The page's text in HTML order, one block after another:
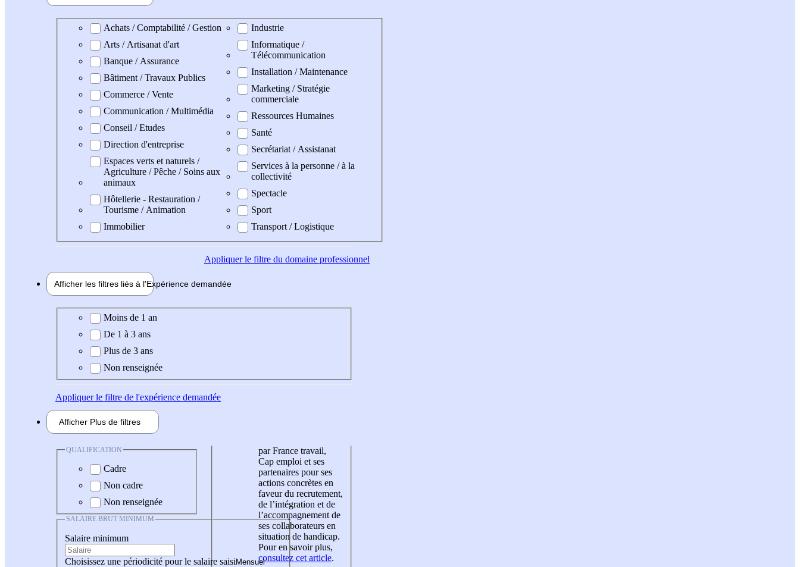
Domaine professionel
Achats / Comptabilité / Gestion
Arts / Artisanat d'art
Banque / Assurance
Bâtiment / Travaux Publics
Commerce / Vente
Communication / Multimédia
Conseil / Etudes
Direction d'entreprise
Espaces verts et naturels /
Agriculture / Pêche / Soins aux
animaux
Hôtellerie - Restauration /
Tourisme / Animation
Immobilier
Industrie
Informatique /
Télécommunication
Installation / Maintenance
Marketing / Stratégie
commerciale
Ressources Humaines
Santé
Secrétariat / Assistanat
Services à la personne / à la
collectivité
Spectacle
Sport
Transport / Logistique
Appliquerle filtre du domaine professionnel
Afficher les filtres liés à l'Expérience demandée
Expérience demandée
Moins de 1 an
De 1 à 3 ans
Plus de 3 ans
Non renseignée
Appliquerle filtre de l'expérience demandée
Afficher Plus de filtres
QUALIFICATION
Cadre
Non cadre
Non renseignée
SALAIRE BRUT MINIMUM
Salaire minimum
Choisissez une périodicité pour le salaire saisi
par France travail,
Cap emploi et ses
partenaires pour ses
actions concrètes en
faveur du recrutement,
de l’intégration et de
l’accompagnement de
ses collaborateurs en
situation de handicap.
Pour en savoir plus,
consultez cet article.